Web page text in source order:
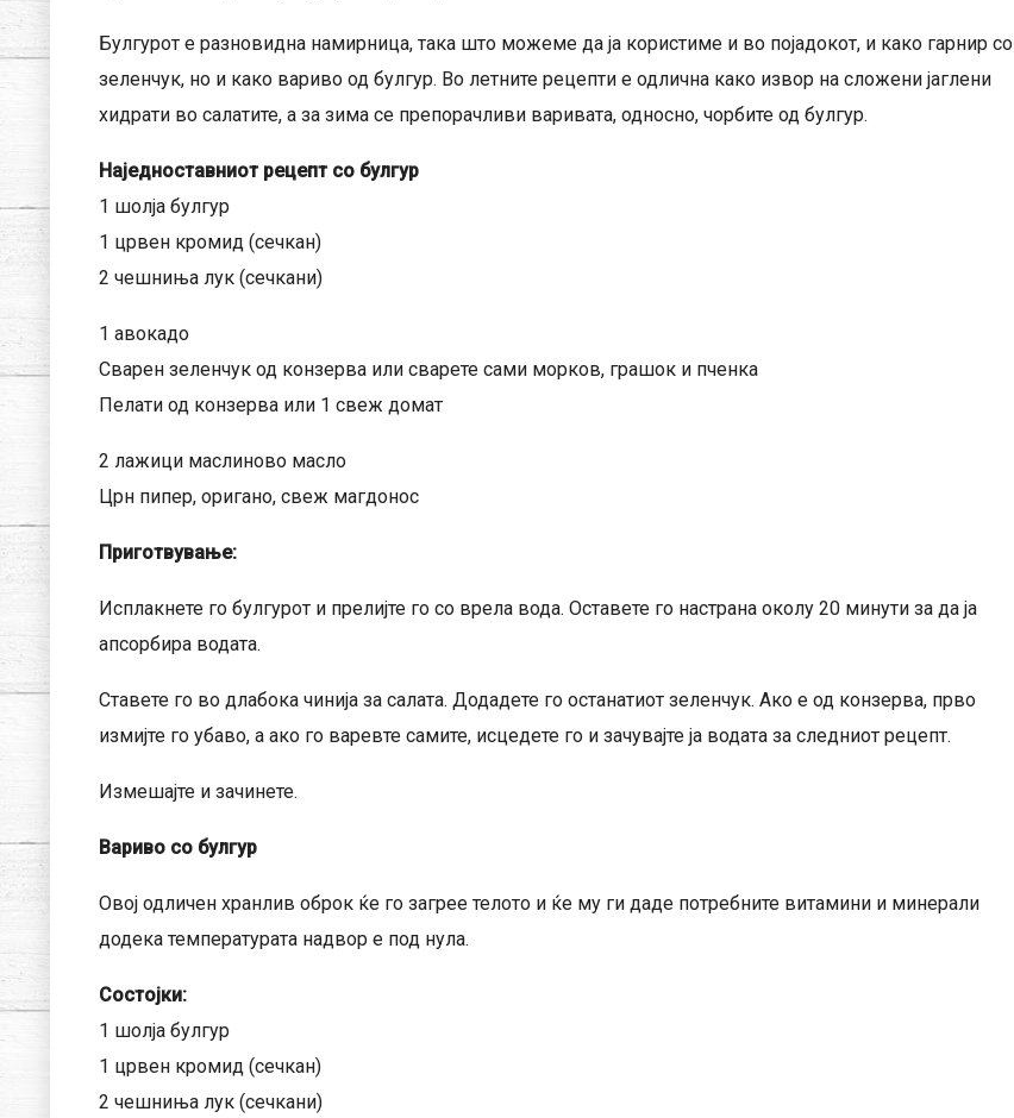
Булгурот е разновидна намирница, така што можеме да ја користиме и во појадокот, и како гарнир со
зеленчук, но и како вариво од булгур. Во летните рецепти е одлична како извор на сложени јаглени
хидрати во салатите, а за зима се препорачливи варивата, односно, чорбите од булгур.
Наједноставниот рецепт со булгур
1 шолја булгур
1 црвен кромид (сечкан)
2 чешниња лук (сечкани)
1 авокадо
Сварен зеленчук од конзерва или сварете сами морков, грашок и пченка
Пелати од конзерва или 1 свеж домат
2 лажици маслиново масло
Црн пипер, оригано, свеж магдонос
Приготвување:
Исплакнете го булгурот и прелијте го со врела вода. Оставете го настрана околу 20 минути за да ја
апсорбира водата.
Ставете го во длабока чинија за салата. Додадете го останатиот зеленчук. Ако е од конзерва, прво
измијте го убаво, а ако го варевте самите, исцедете го и зачувајте ја водата за следниот рецепт.
Измешајте и зачинете.
Вариво со булгур
Овој одличен хранлив оброк ќе го загрее телото и ќе му ги даде потребните витамини и минерали
додека температурата надвор е под нула.
Состојки:
1 шолја булгур
1 црвен кромид (сечкан)
2 чешниња лук (сечкани)